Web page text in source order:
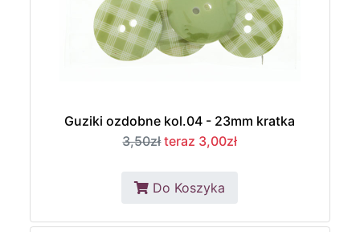
Guziki ozdobne kol.04 - 23mm kratka
3,50zł teraz 3,00zł
Do Koszyka